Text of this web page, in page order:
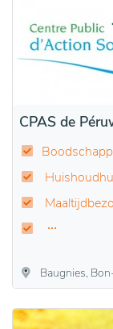
CPAS de
Baugnies, Bon-Secours, Braffe, Brasmenil, Bury,